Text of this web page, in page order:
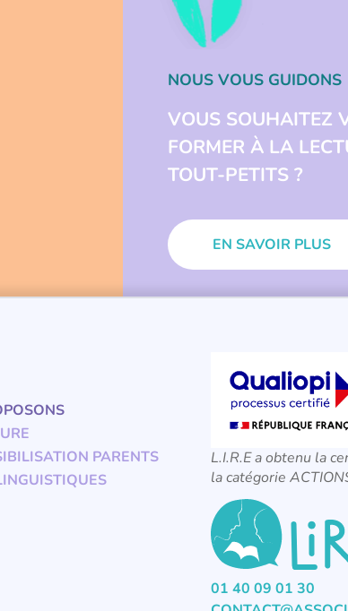
NOUS VOUS GUIDONS
VOUS SOUHAITEZ
FORMER À LA
TOUT-PETITS ?
EN SAVOIR PLUS
PARENTS
L.I.R.E a obtenu la
la catégorie
01 40 09 01 30